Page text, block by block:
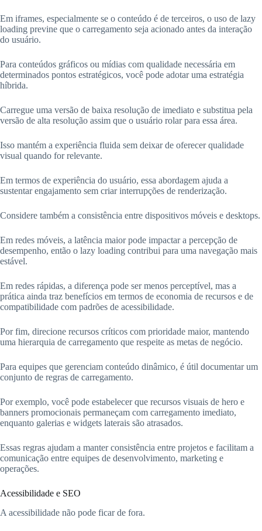
Em iframes, especialmente se o conteúdo é de terceiros, o uso de lazy
loading previne que o carregamento seja acionado antes da interação
do usuário.
Para conteúdos gráficos ou mídias com qualidade necessária em
determinados pontos estratégicos, você pode adotar uma estratégia
híbrida.
Carregue uma versão de baixa resolução de imediato e substitua pela
versão de alta resolução assim que o usuário rolar para essa área.
Isso mantém a experiência fluida sem deixar de oferecer qualidade
visual quando for relevante.
Em termos de experiência do usuário, essa abordagem ajuda a
sustentar engajamento sem criar interrupções de renderização.
Considere também a consistência entre dispositivos móveis e desktops.
Em redes móveis, a latência maior pode impactar a percepção de
desempenho, então o lazy loading contribui para uma navegação mais
estável.
Em redes rápidas, a diferença pode ser menos perceptível, mas a
prática ainda traz benefícios em termos de economia de recursos e de
compatibilidade com padrões de acessibilidade.
Por fim, direcione recursos críticos com prioridade maior, mantendo
uma hierarquia de carregamento que respeite as metas de negócio.
Para equipes que gerenciam conteúdo dinâmico, é útil documentar um
conjunto de regras de carregamento.
Por exemplo, você pode estabelecer que recursos visuais de hero e
banners promocionais permaneçam com carregamento imediato,
enquanto galerias e widgets laterais são atrasados.
Essas regras ajudam a manter consistência entre projetos e facilitam a
comunicação entre equipes de desenvolvimento, marketing e
operações.
Acessibilidade e SEO
A acessibilidade não pode ficar de fora.